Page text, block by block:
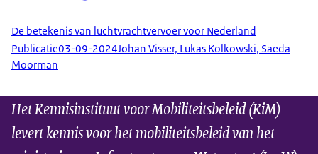
De betekenis van luchtvrachtvervoer voor Nederland
Publicatie03-09-2024Johan Visser, Lukas Kolkowski, Saeda
Moorman
Het Kennisinstituut voor Mobiliteitsbeleid (KiM)
levert kennis voor het mobiliteitsbeleid van het